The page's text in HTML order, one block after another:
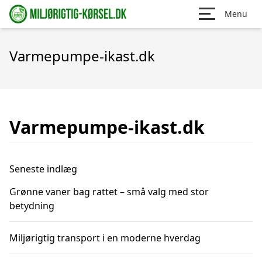
Menu
Varmepumpe-ikast.dk
Varmepumpe-ikast.dk
Seneste indlæg
Grønne vaner bag rattet – små valg med stor
betydning
Miljørigtig transport i en moderne hverdag